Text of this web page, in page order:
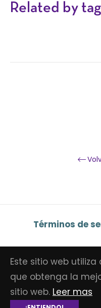
Related by
Términos de
© Copyright 2026
Shopify
Este sitio web
que obtenga la
sitio web. Leer mas